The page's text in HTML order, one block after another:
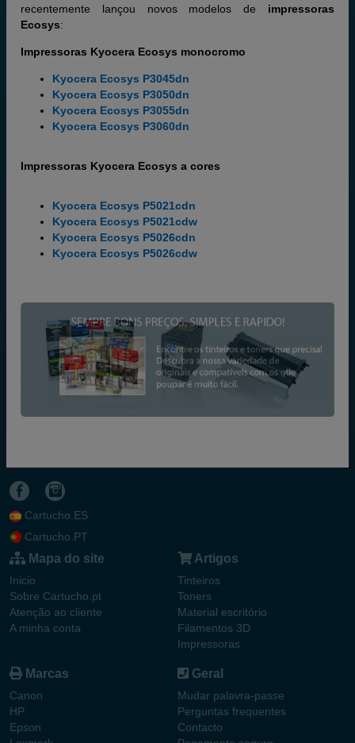
recentemente lançou novos modelos de impressoras
Ecosys:
Impressoras Kyocera Ecosys monocromo
Kyocera Ecosys P3045dn
Kyocera Ecosys P3050dn
Kyocera Ecosys P3055dn
Kyocera Ecosys P3060dn
Impressoras Kyocera Ecosys a cores
Kyocera Ecosys P5021cdn
Kyocera Ecosys P5021cdw
Kyocera Ecosys P5026cdn
Kyocera Ecosys P5026cdw
Cartucho.ES
Cartucho.PT
Mapa do site
Inicio
Sobre Cartucho.pt
Atenção ao cliente
A minha conta
Artigos
Tinteiros
Toners
Material escritório
Filamentos 3D
Impressoras
Marcas
Canon
HP
Epson
Geral
Mudar palavra-passe
Perguntas frequentes
Contacto